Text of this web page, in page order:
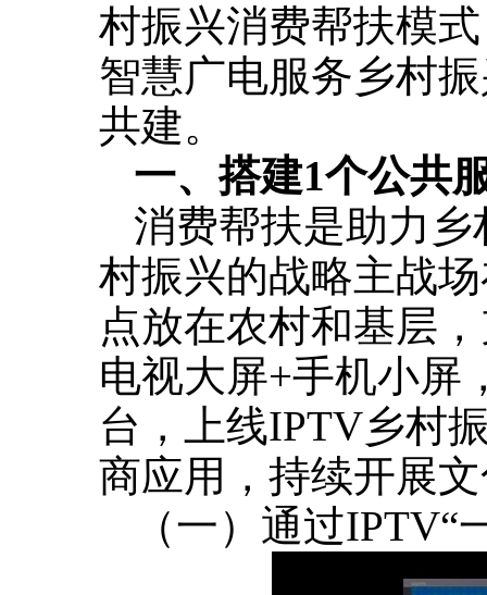
村振兴消费帮扶模
智慧广电服务乡村
共建。
一、搭建1个公共
消费帮扶是助力
村振兴的战略主战
点放在农村和基层
电视大屏+手机小屏
台，上线IPTV乡村
商应用，持续开展
（一）通过